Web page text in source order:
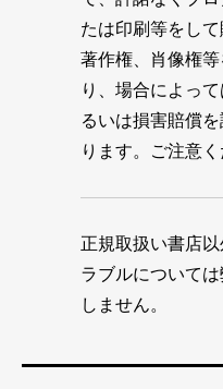
たは印刷等をし
著作権、肖像権
り、場合によっ
るいは損害賠償
ります。ご注意く
正規取扱い書店
ラブルについて
しません。